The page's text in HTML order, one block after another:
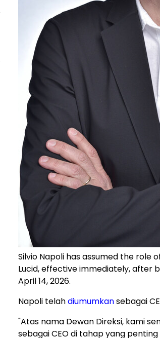
Silvio Napoli has assumed the role
Lucid, effective immediately, after
April 14, 2026.
Napoli telahdiumumkansebagai
"Atas nama Dewan Direksi, kami
sebagai CEO di tahap yang